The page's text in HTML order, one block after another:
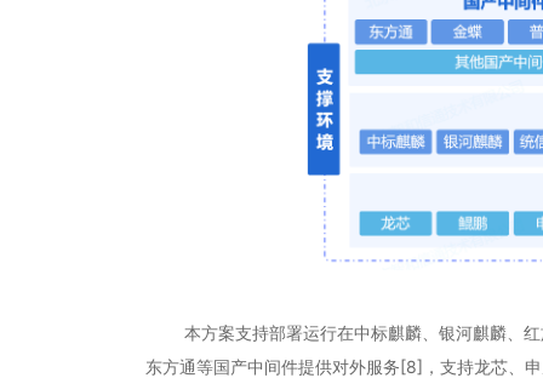
本方案支持部署运行在中标麒麟、银河麒麟、红
东方通等国产中间件提供对外服务[8]，支持龙芯、